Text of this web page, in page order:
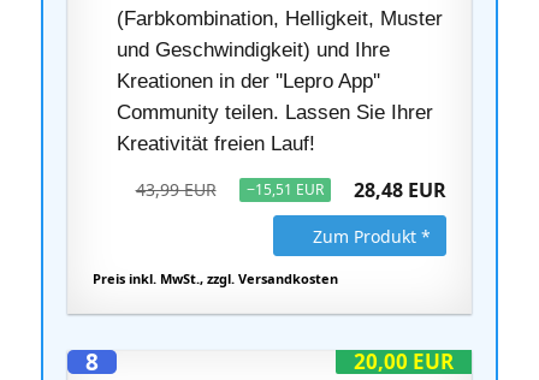
(Farbkombination, Helligkeit, Muster
und Geschwindigkeit) und Ihre
Kreationen in der ''Lepro App''
Community teilen. Lassen Sie Ihrer
Kreativität freien Lauf!
43,99 EUR −15,51 EUR 28,48 EUR
Zum Produkt *
Preis inkl. MwSt., zzgl. Versandkosten
20,00 EUR
8